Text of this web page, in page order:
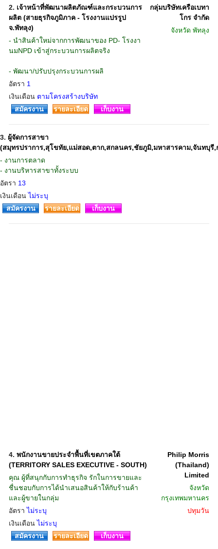
2. เจ้าหน้าที่พัฒนาผลิตภัณฑ์และกระบวนการ
ผลิต (สายธุรกิจภูมิภาค - โรงงานแปรรูป
จ.พัทลุง)
- นำสินค้าใหม่จากการพัฒนาของ PD- โรงงา
นมNPD เข้าสู่กระบวนการผลิตจริง
- พัฒนา/ปรับปรุงกระบวนการผลิ
อัตรา 1
เงินเดือน ตามโครงสร้างบริษัท
กลุ่มบริษัทเครือเบทา
โกร จำกัด
จังหวัด พัทลุง
สมัครงาน รายละเอียด เก็บงาน
3. ผู้จัดการสาขา
(สมุทรปราการ,สุโขทัย,แม่สอด,ตาก,สกลนคร,ชัยภูมิ,มหาสารคาม,จันทบุ
- งานการตลาด
- งานบริหารสาขาทั้งระบบ
อัตรา 13
เงินเดือนไม่ระบุ
สมัครงาน
รายละเอียด เก็บงาน
4. พนักงานขายประจำพื้นที่เขตภาคใต้
(TERRITORY SALES EXECUTIVE - SOUTH)
คุณ ผู้ที่สนุกกับการทำธุรกิจ รักในการขายและ
ชื่นชอบกับการได้นำเสนอสินค้าให้กับร้านค้า
และผู้ขายในกลุ่ม
อัตราไม่ระบุ
เงินเดือนไม่ระบุ
Philip Morris
(Thailand)
Limited
จังหวัด
กรุงเทพมหานคร
ปทุมวัน
สมัครงาน รายละเอียด เก็บงาน